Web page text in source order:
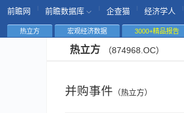
前瞻网 前瞻数据库 企查猫 经济学人
热立方 宏观经济数据 3000+精品报告
热立方 （874968.OC）
并购事件 （热立方）